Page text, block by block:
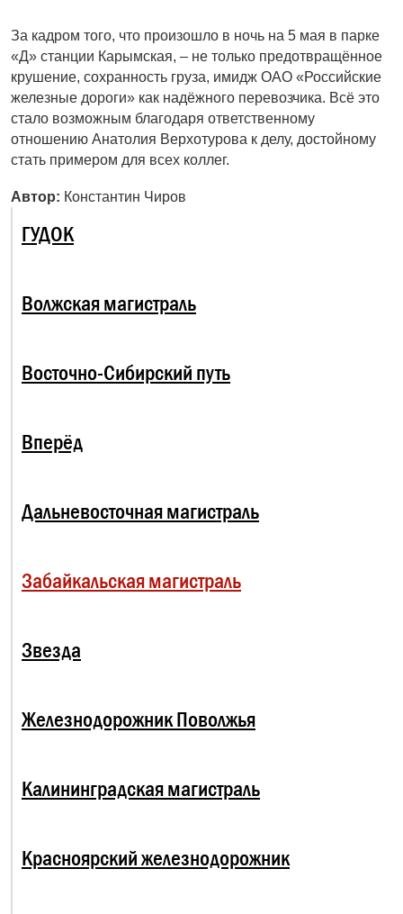
За кадром того, что произошло в ночь на 5 мая в парке
«Д» станции Карымская, – не только предотвращённое
крушение, сохранность груза, имидж ОАО «Российские
железные дороги» как надёжного перевозчика. Всё это
стало возможным благодаря ответственному
отношению Анатолия Верхотурова к делу, достойному
стать примером для всех коллег.
Автор: Константин Чиров
ГУДОК
Волжская магистраль
Восточно-Сибирский путь
Вперёд
Дальневосточная магистраль
Забайкальская магистраль
Звезда
Железнодорожник Поволжья
Калининградская магистраль
Красноярский железнодорожник